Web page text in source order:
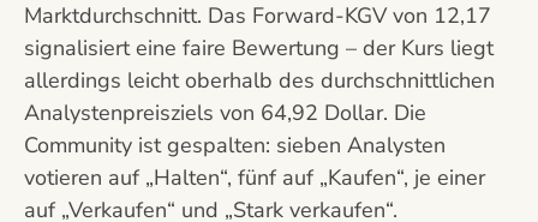
Marktdurchschnitt. Das Forward-KGV von 12,17
signalisiert eine faire Bewertung – der Kurs liegt
allerdings leicht oberhalb des durchschnittlichen
Analystenpreisziels von 64,92 Dollar. Die
Community ist gespalten: sieben Analysten
votieren auf „Halten“, fünf auf „Kaufen“, je einer
auf „Verkaufen“ und „Stark verkaufen“.